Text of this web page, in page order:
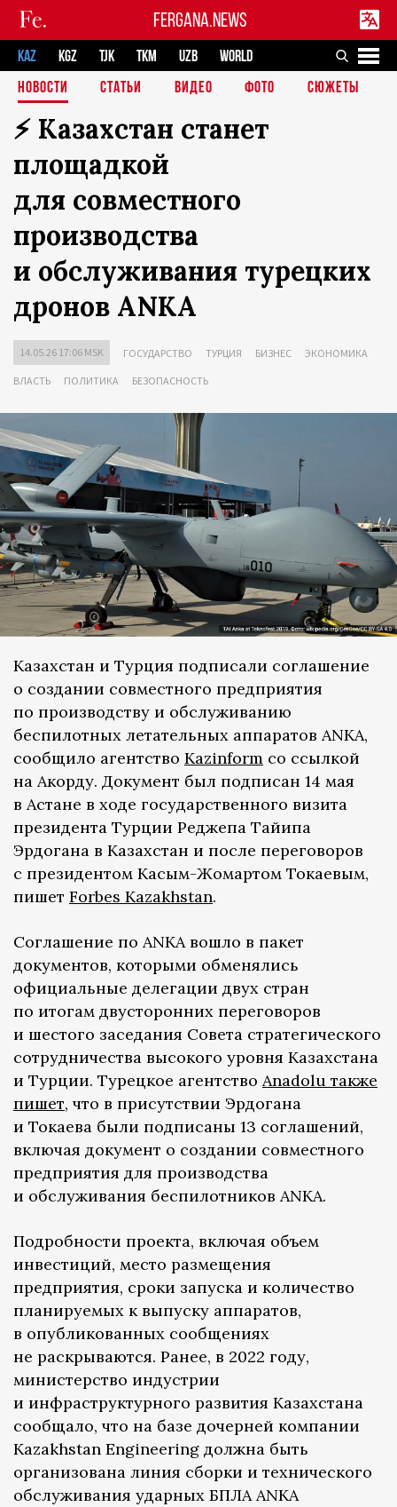
FERGANA.NEWS
KAZ KGZ TJK TKM UZB
WORLD
НОВОСТИ
СТАТЬИ ВИДЕО ФОТО СЮЖЕТЫ
⚡️ Казахстан станет
площадкой
для совместного
производства
и обслуживания турецких
дронов ANKA
14.05.26 17:06 MSK ГОСУДАРСТВО ТУРЦИЯ БИЗНЕС ЭКОНОМИКА
ВЛАСТЬ ПОЛИТИКА БЕЗОПАСНОСТЬ
Казахстан и Турция подписали соглашение
о создании совместного предприятия
по производству и обслуживанию
беспилотных летательных аппаратов ANKA,
сообщило агентство Kazinform со ссылкой
на Акорду. Документ был подписан 14 мая
в Астане в ходе государственного визита
президента Турции Реджепа Тайипа
Эрдогана в Казахстан и после переговоров
с президентом Касым-Жомартом Токаевым,
пишет Forbes Kazakhstan.
Соглашение по ANKA вошло в пакет
документов, которыми обменялись
официальные делегации двух стран
по итогам двусторонних переговоров
и шестого заседания Совета стратегического
сотрудничества высокого уровня Казахстана
и Турции. Турецкое агентство Anadolu также
пишет, что в присутствии Эрдогана
и Токаева были подписаны 13 соглашений,
включая документ о создании совместного
предприятия для производства
и обслуживания беспилотников ANKA.
Подробности проекта, включая объем
инвестиций, место размещения
предприятия, сроки запуска и количество
планируемых к выпуску аппаратов,
в опубликованных сообщениях
не раскрываются. Ранее, в 2022 году,
министерство индустрии
и инфраструктурного развития Казахстана
сообщало, что на базе дочерней компании
Kazakhstan Engineering должна быть
организована линия сборки и технического
обслуживания ударных БПЛА ANKA